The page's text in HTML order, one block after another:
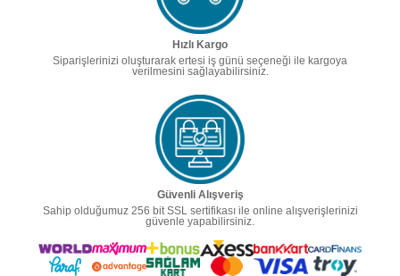
Hızlı Kargo
Siparişlerinizi oluşturarak ertesi iş günü seçeneği ile kargoya
verilmesini sağlayabilirsiniz.
Güvenli Alışveriş
Sahip olduğumuz 256 bit SSL sertifikası ile online alışverişlerinizi
güvenle yapabilirsiniz.